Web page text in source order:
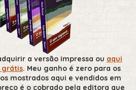
a versão impressa ou aqui
grátis. Meu ganho é zero para os
mostrados aqui e vendidos em
é o cobrado pela editora que